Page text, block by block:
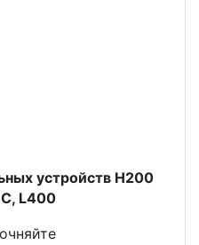
устройств H200
L400